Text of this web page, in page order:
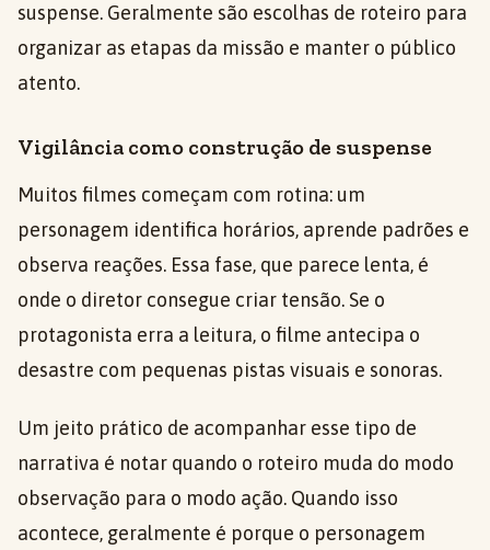
suspense. Geralmente são escolhas de roteiro para
organizar as etapas da missão e manter o público
atento.
Vigilância como construção de suspense
Muitos filmes começam com rotina: um
personagem identifica horários, aprende padrões e
observa reações. Essa fase, que parece lenta, é
onde o diretor consegue criar tensão. Se o
protagonista erra a leitura, o filme antecipa o
desastre com pequenas pistas visuais e sonoras.
Um jeito prático de acompanhar esse tipo de
narrativa é notar quando o roteiro muda do modo
observação para o modo ação. Quando isso
acontece, geralmente é porque o personagem